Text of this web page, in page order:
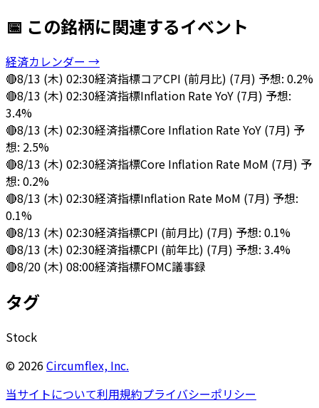
📅 この銘柄に関連するイベント
経済カレンダー →
🔴8/13 (木) 02:30経済指標コアCPI (前月比) (7月) 予想: 0.2%
🔴8/13 (木) 02:30経済指標Inflation Rate YoY (7月) 予想:
3.4%
🔴8/13 (木) 02:30経済指標Core Inflation Rate YoY (7月) 予
想: 2.5%
🔴8/13 (木) 02:30経済指標Core Inflation Rate MoM (7月) 予
想: 0.2%
🔴8/13 (木) 02:30経済指標Inflation Rate MoM (7月) 予想:
0.1%
🔴8/13 (木) 02:30経済指標CPI (前月比) (7月) 予想: 0.1%
🔴8/13 (木) 02:30経済指標CPI (前年比) (7月) 予想: 3.4%
🔴8/20 (木) 08:00経済指標FOMC議事録
タグ
Stock
© 2026Circumflex, Inc.
当サイトについて利用規約プライバシーポリシー